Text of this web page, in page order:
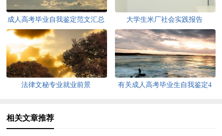
成人高考毕业自我鉴定范文汇总
五篇
大学生米厂社会实践报告
法律文秘专业就业前景
有关成人高考毕业生自我鉴定4
相关文章推荐